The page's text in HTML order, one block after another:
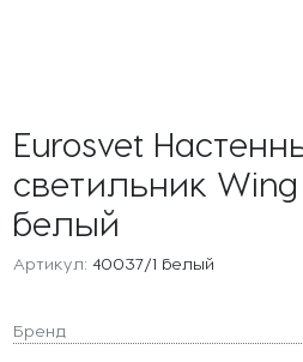
Eurosvet
светильник
белый
Артикул: 40037/1 белый
Бренд